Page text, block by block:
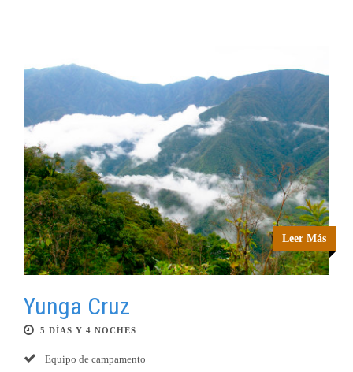
Leer Más
Yunga Cruz
5 DÍAS Y 4 NOCHES
Equipo de campamento